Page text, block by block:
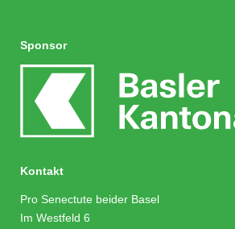
Sponsor
Kontakt
Pro Senectute beider Basel
Im Westfeld 6